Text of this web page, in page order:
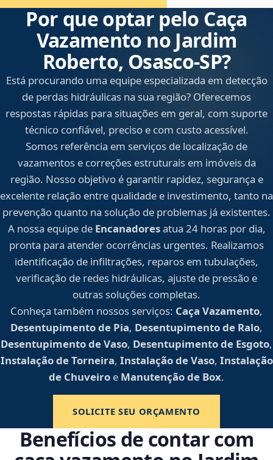
Por que optar pelo Caça
Vazamento no Jardim
Roberto, Osasco‑SP?
Está procurando uma equipe especializada em detecção
de perdas hidráulicas na sua região? Oferecemos
respostas rápidas para situações em geral, com suporte
técnico confiável, preciso e com custo acessível.
Somos referência em serviços de localização de
vazamentos e correções estruturais em imóveis da
região. Nosso objetivo é garantir rapidez, segurança e
excelente relação entre qualidade e investimento, tanto na
prevenção quanto na solução de problemas já existentes.
A nossa equipe de Encanadoresatua 24 horas por dia,
pronta para atender ocorrências urgentes. Realizamos
identificação de infiltrações, reparos em tubulações,
verificação de redes hidráulicas, ajuste de pressão e
outras soluções completas.
Conheça também nossos serviços: Caça Vazamento,
Desentupimento de Pia, Desentupimento de Ralo,
Desentupimento de Vaso, Desentupimento de Esgoto,
Instalação de Torneira, Instalação de Vaso, Instalação
de Chuveiro e Manutenção de Box.
SOLICITE SEU ORÇAMENTO
Benefícios de contar com